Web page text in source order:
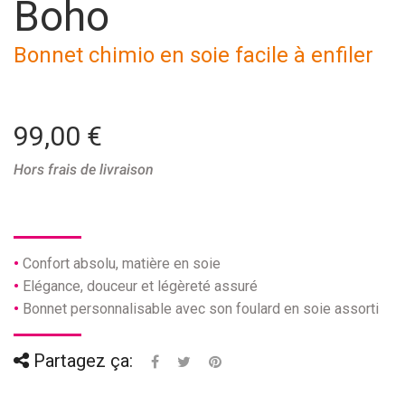
Boho
Bonnet chimio en soie facile à enfiler
99,00 €
Hors frais de livraison
Confort absolu, matière en soie
Elégance, douceur et légèreté assuré
Bonnet personnalisable avec son foulard en soie assorti
Partagez ça: